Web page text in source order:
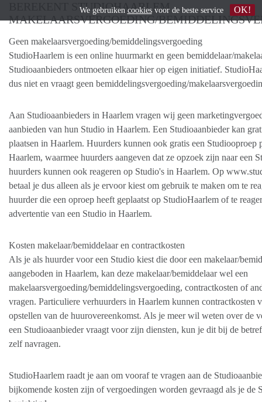
BEREKENT STUDIOHAARLEM
MAKELAARSVERGOEDING/
Geen makelaarsvergoeding/bemiddelingsvergoeding
StudioHaarlem is een online huurmarkt en geen bemiddelaar/
Studioaanbieders ontmoeten elkaar hier op eigen initiatief.
dus niet en vraagt geen bemiddelingsvergoeding/
Aan Studioaanbieders in Haarlem vragen wij geen
aanbieden van hun Studio in Haarlem. Een Studioaanbieder kan
plaatsen in Haarlem. Huurders kunnen ook gratis een Studiooproep
Haarlem, waarmee huurders aangeven dat ze opzoek zijn naar een
huurders kunnen ook reageren op Studio's in Haarlem. Op
betaal je dus alleen als je ervoor kiest om gebruik te maken om te
huurder die een oproep heeft geplaatst op StudioHaarlem of te
advertentie van een Studio in Haarlem.
Kosten makelaar/bemiddelaar en contractkosten
Als je als huurder voor een Studio kiest die door een makelaar/
aangeboden in Haarlem, kan deze makelaar/bemiddelaar wel een
makelaarsvergoeding/bemiddelingsvergoeding, contractkosten of
vragen. Particuliere verhuurders in Haarlem kunnen contractkosten
opstellen van de huurovereenkomst. Als je meer wil weten over de
een Studioaanbieder vraagt voor zijn diensten, kun je dit bij de
zelf navragen.
StudioHaarlem raadt je aan om vooraf te vragen aan de
bijkomende kosten zijn of vergoedingen worden gevraagd als je de
We gebruiken cookiesvoor de beste service OK!